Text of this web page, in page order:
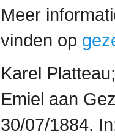
Meer
vinden op
Karel
Emiel aan
30/07/1884.